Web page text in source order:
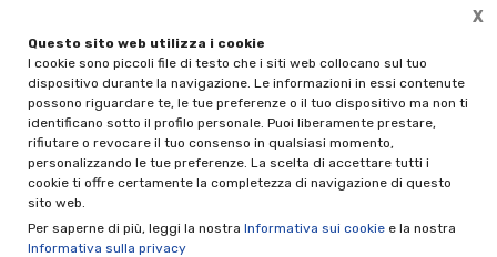
Questo sito web utilizza i cookie
I cookie sono piccoli file di testo che i siti web collocano sul tuo
dispositivo durante la navigazione. Le informazioni in essi contenute
possono riguardare te, le tue preferenze o il tuo dispositivo ma non ti
identificano sotto il profilo personale. Puoi liberamente prestare,
rifiutare o revocare il tuo consenso in qualsiasi momento,
personalizzando le tue preferenze. La scelta di accettare tutti i
cookie ti offre certamente la completezza di navigazione di questo
sito web.
Per saperne di più, leggi la nostra Informativa sui cookie e la nostra
Informativa sulla privacy
X
🎁 REGALA UNA CERAMICA NINO PARRUCCA
Disponibili le gift card da 50€ e 100€